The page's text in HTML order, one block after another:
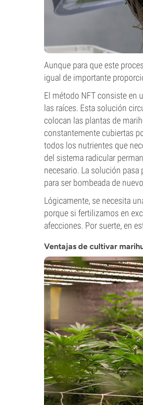
Aunque para que este
igual de importante
El método NFT consiste en
las raíces. Esta solución
colocan las plantas de
constantemente cubiertas
todos los nutrientes que
del sistema radicular
necesario. La solución
para ser bombeada de
Lógicamente, se necesita
porque si fertilizamos en
afecciones. Por suerte, en
Ventajas de cultivar